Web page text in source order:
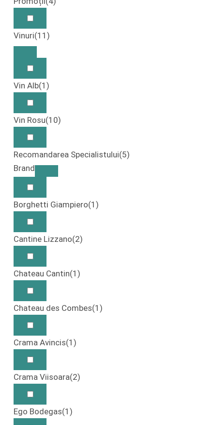
Vinuri(11)
Vin Alb(1)
Vin Rosu(10)
Recomandarea Specialistului(5)
Brand
Borghetti Giampiero(1)
Cantine Lizzano(2)
Chateau Cantin(1)
Chateau des Combes(1)
Crama Avincis(1)
Crama Viisoara(2)
Ego Bodegas(1)